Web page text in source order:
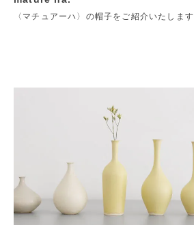
〈マチュアーハ〉の帽子をご紹介いたします